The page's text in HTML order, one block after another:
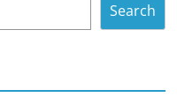
Search